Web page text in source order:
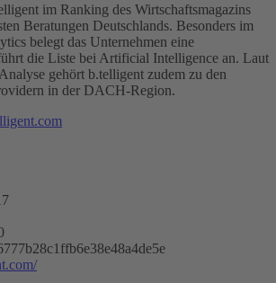
im Ranking des Wirtschaftsmagazins
Beratungen Deutschlands. Besonders im
belegt das Unternehmen eine
die Liste bei Artificial Intelligence an. Laut
gehört b.telligent zudem zu den
in der DACH-Region.